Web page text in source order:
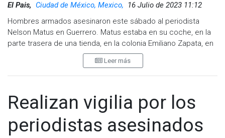
El Pais, Ciudad de México, Mexico,
16 Julio de 2023 11:12
Hombres armados asesinaron este sábado al periodista
Nelson Matus en Guerrero. Matus estaba en su coche, en la
parte trasera de una tienda, en la colonia Emiliano Zapata, en
Acapulco. Según han informado medios locales, sicarios se
le acercaron y dispararon contra él, quitándole la vida. Matus
quedó tirado junto al vehículo, ya sin vida. Las autoridades de
El asesinato de Matus es el quinto asesinato de un periodista
este año en México y el segundo en Acapulco. En mayo,
sicarios asesinaron al comunicador Gerardo Torres Rentería
Leer más
Realizan vigilia por los
periodistas asesinados